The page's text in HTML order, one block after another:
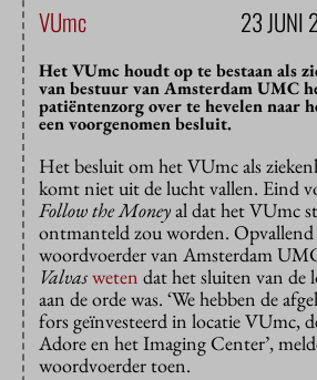
VUmc 23 JUNI
Het VUmc houdt op te bestaan als
van bestuur van Amsterdam UMC
patiëntenzorg over te hevelen
een voorgenomen besluit.
Het besluit om het VUmc als
komt niet uit de lucht vallen. Eind
Follow the Moneyal dat het VUmc
ontmanteld zou worden. Opvallend
woordvoerder van Amsterdam
Valvasweten dat het sluiten van de
aan de orde was. ‘We hebben de
fors geïnvesteerd in locatie VUmc,
Adore en het Imaging Center’,
woordvoerder toen.